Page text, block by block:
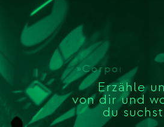
»Corporate
Erzähle
von dir und
du